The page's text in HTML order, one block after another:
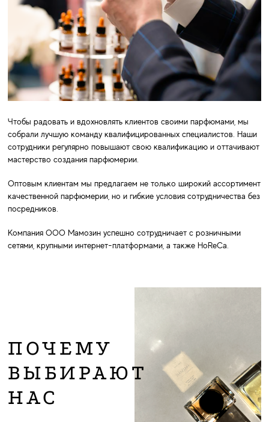
Чтобы радовать и вдохновлять клиентов своими парфюмами, мы
собрали лучшую команду квалифицированных специалистов. Наши
сотрудники регулярно повышают свою квалификацию и оттачивают
мастерство создания парфюмерии.
Оптовым клиентам мы предлагаем не только широкий ассортимент
качественной парфюмерии, но и гибкие условия сотрудничества без
посредников.
Компания ООО Мамозин успешно сотрудничает с розничными
сетями, крупными интернет-платформами, а также HoReCa.
ПОЧЕМУ
ВЫБИРАЮТ
НАС